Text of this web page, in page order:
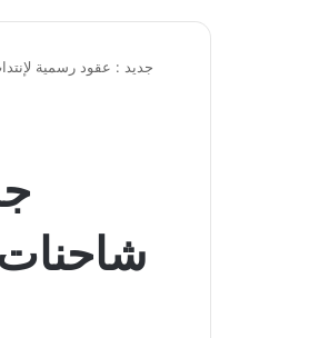
جديد : عقود رسمية
شاحنات